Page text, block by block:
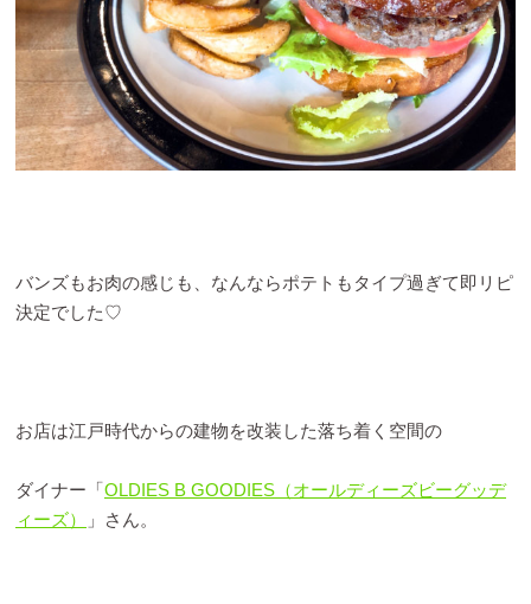
バンズもお肉の感じも、なんならポテトもタイプ過ぎて即リピ
決定でした♡
お店は江戸時代からの建物を改装した落ち着く空間の
ダイナー「OLDIES B GOODIES（オールディーズビーグッデ
ィーズ）
」さん。